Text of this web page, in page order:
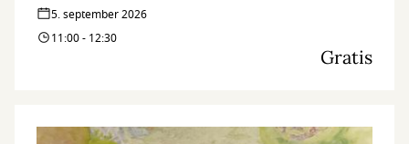
5. september 2026
11:00 - 12:30
Gratis